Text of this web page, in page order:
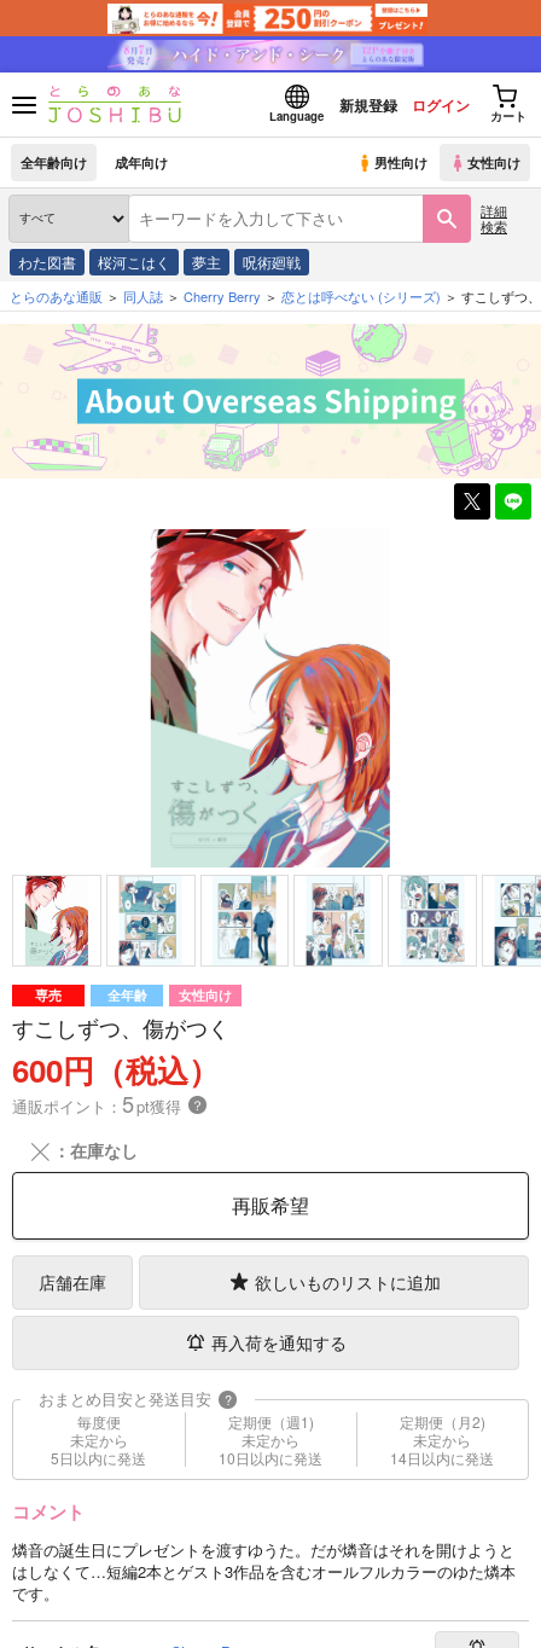
Language
新規登録 ログイン
カート
全年齢向け 成年向け 男性向け 女性向け
詳細
検索
わた図書 桜河こはく 夢主 呪術廻戦
とらのあな通販 同人誌 Cherry Berry 恋とは呼べない (シリーズ) すこしずつ
専売 全年齢 女性向け
すこしずつ、傷がつく
600円（税込）
通販ポイント： 5pt獲得 ？
╳ ：在庫なし
再販希望
店舗在庫 欲しいものリストに追加
再入荷を通知する
おまとめ目安と発送目安 ?
毎度便
未定から
5日以内に発送
定期便（週1)
未定から
10日以内に発送
定期便（月2)
未定から
14日以内に発送
コメント
燐音の誕生日にプレゼントを渡すゆうた。だが燐音はそれを開けようと
はしなくて…短編2本とゲスト3作品を含むオールフルカラーのゆた燐本
です。